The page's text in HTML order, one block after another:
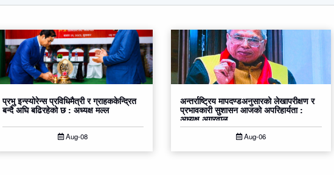
प्रभु इन्स्योरेन्स प्रविधिमैत्री र ग्राहककेन्द्रित
बन्दै अघि बढिरहेको छ : अध्यक्ष मल्ल
Aug-08
अन्तर्राष्ट्रिय मापदण्डअनुसारको लेखापरीक्षण र
प्रभावकारी सुशासन आजको अपरिहार्यता :
अध्यक्ष अग्रवाल
Aug-06